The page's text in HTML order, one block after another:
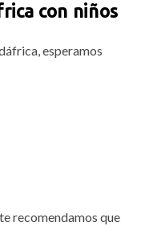
con niños
esperamos
recomendamos que